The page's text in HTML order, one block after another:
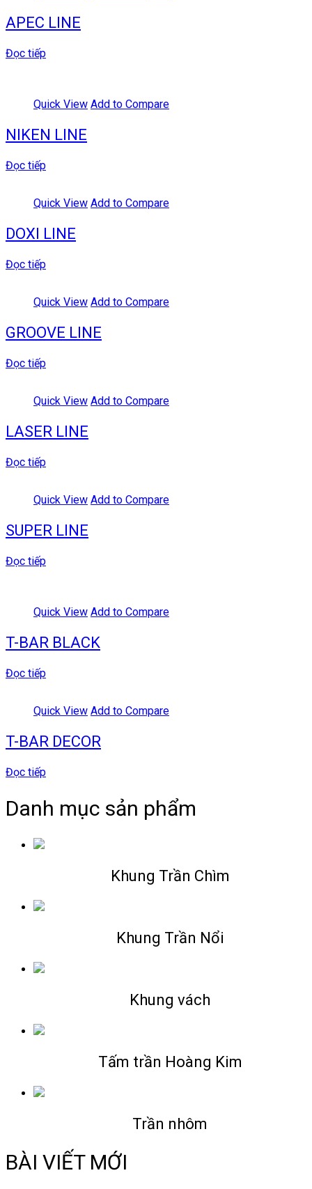
APEC LINE
Đọc tiếp
Quick View Add to Compare
NIKEN LINE
Đọc tiếp
Quick View Add to Compare
DOXI LINE
Đọc tiếp
Quick View Add to Compare
GROOVE LINE
Đọc tiếp
Quick View Add to Compare
LASER LINE
Đọc tiếp
Quick View Add to Compare
SUPER LINE
Đọc tiếp
Quick View Add to Compare
T-BAR BLACK
Đọc tiếp
Quick View Add to Compare
T-BAR DECOR
Đọc tiếp
Danh mục sản phẩm
Khung Trần Chìm
Khung Trần Nổi
Khung vách
Tấm trần Hoàng Kim
Trần nhôm
BÀI VIẾT MỚI